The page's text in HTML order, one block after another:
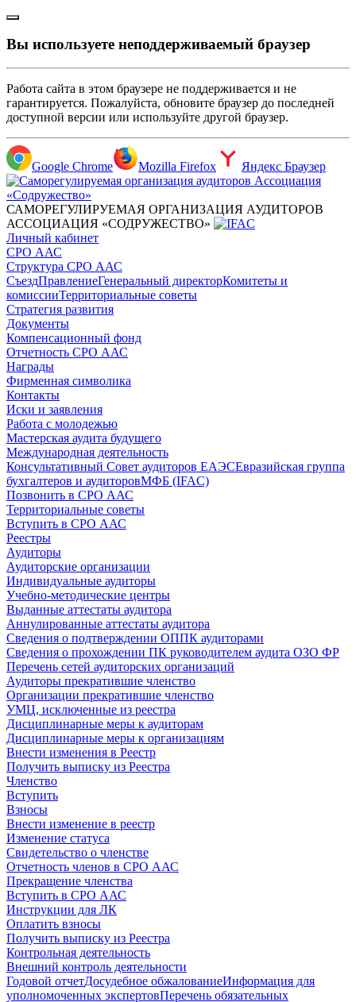
Вы используете неподдерживаемый браузер
Работа сайта в этом браузере не поддерживается и не
гарантируется. Пожалуйста, обновите браузер до последней
доступной версии или используйте другой браузер.
Google Chrome Mozilla Firefox Яндекс Браузер
САМОРЕГУЛИРУЕМАЯ ОРГАНИЗАЦИЯ АУДИТОРОВ
АССОЦИАЦИЯ «СОДРУЖЕСТВО»
Личный кабинет
СРО ААС
Структура СРО ААС
СъездПравлениеГенеральный директорКомитеты и
комиссииТерриториальные советы
Стратегия развития
Документы
Компенсационный фонд
Отчетность СРО ААС
Награды
Фирменная символика
Контакты
Иски и заявления
Работа с молодежью
Мастерская аудита будущего
Международная деятельность
Консультативный Совет аудиторов ЕАЭСЕвразийская группа
бухгалтеров и аудиторовМФБ (IFAC)
Позвонить в СРО ААС
Территориальные советы
Вступить в СРО ААС
Реестры
Аудиторы
Аудиторские организации
Индивидуальные аудиторы
Учебно-методические центры
Выданные аттестаты аудитора
Аннулированные аттестаты аудитора
Сведения о подтверждении ОППК аудиторами
Сведения о прохождении ПК руководителем аудита ОЗО ФР
Перечень сетей аудиторских организаций
Аудиторы прекратившие членство
Организации прекратившие членство
УМЦ, исключенные из реестра
Дисциплинарные меры к аудиторам
Дисциплинарные меры к организациям
Внести изменения в Реестр
Получить выписку из Реестра
Членство
Вступить
Взносы
Внести изменение в реестр
Изменение статуса
Свидетельство о членстве
Отчетность членов в СРО ААС
Прекращение членства
Вступить в СРО ААС
Инструкции для ЛК
Оплатить взносы
Получить выписку из Реестра
Контрольная деятельность
Внешний контроль деятельности
Годовой отчетДосудебное обжалованиеИнформация для
уполномоченных экспертовПеречень обязательных